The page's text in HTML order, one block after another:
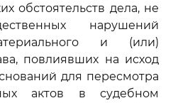
обстоятельств дела, не
нарушений
и (или)
повлиявших на исход
для пересмотра
актов в судебном